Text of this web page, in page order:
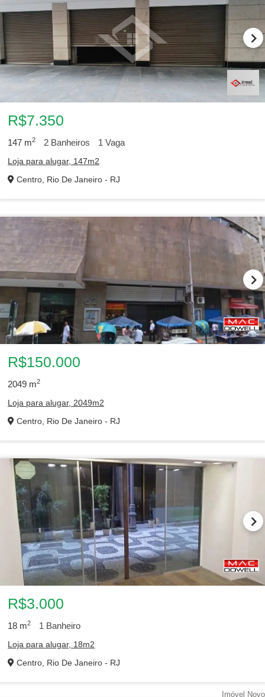
R$7.350
147 m2 2 Banheiros 1 Vaga
Loja para alugar, 147m2
Centro, Rio De Janeiro - RJ
R$150.000
2049 m2
Loja para alugar, 2049m2
Centro, Rio De Janeiro - RJ
R$3.000
18 m2 1 Banheiro
Loja para alugar, 18m2
Centro, Rio De Janeiro - RJ
Imóvel Novo